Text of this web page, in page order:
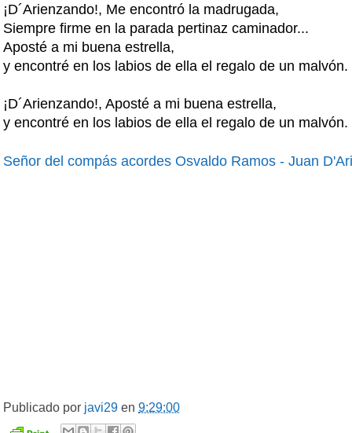
¡D´Arienzando!, Me encontró la madrugada,
Siempre firme en la parada pertinaz caminador...
Aposté a mi buena estrella,
y encontré en los labios de ella el regalo de un malvón.
¡D´Arienzando!, Aposté a mi buena estrella,
y encontré en los labios de ella el regalo de un malvón.
Señor del compás acordes Osvaldo Ramos - Juan
Publicado por javi29 en 9:29:00